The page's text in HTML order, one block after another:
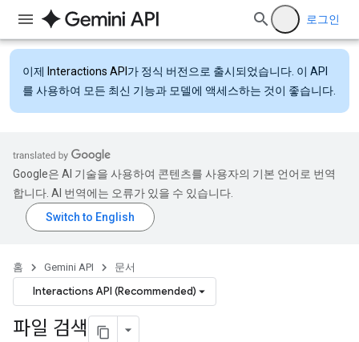
로그인
이제 Interactions API 가 정식 버전으로 출시되었습니다. 이 API
를 사용하여 모든 최신 기능과 모델에 액세스하는 것이 좋습니다.
Google은 AI 기술을 사용하여 콘텐츠를 사용자의 기본 언어로 번역
합니다. AI 번역에는 오류가 있을 수 있습니다.
홈 Gemini API 문서
Interactions API (Recommended)
파일 검색